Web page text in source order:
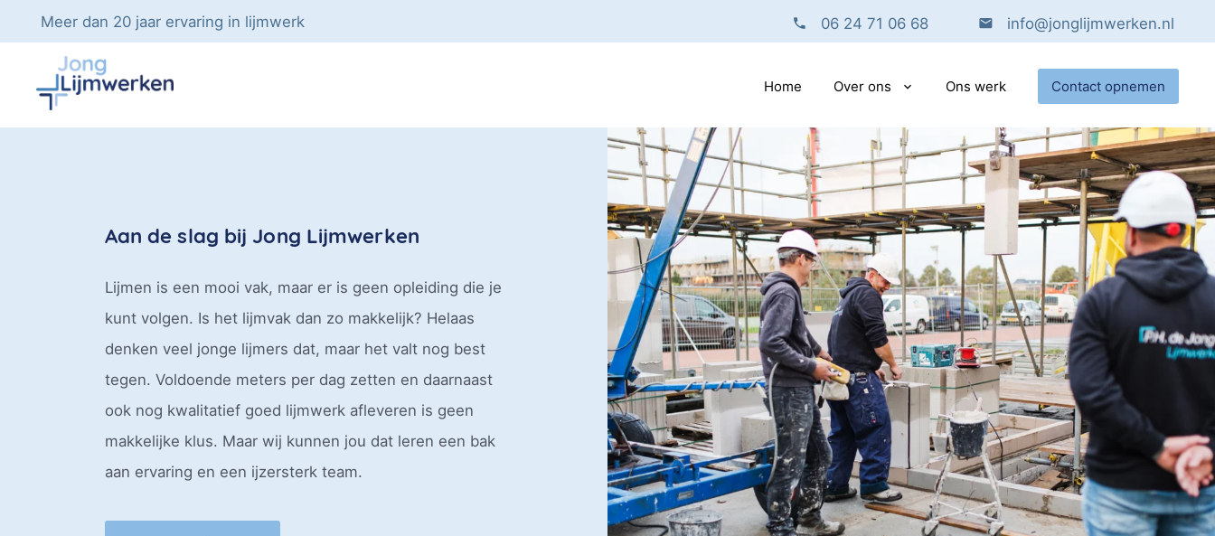
Meer dan 20 jaar ervaring in lijmwerk 06 24 71 06 68‬ info@jonglijmwerken.nl
Home Over ons Ons werk Contact opnemen
Aan de slag bij Jong Lijmwerken
Lijmen is een mooi vak, maar er is geen opleiding die je
kunt volgen. Is het lijmvak dan zo makkelijk? Helaas
denken veel jonge lijmers dat, maar het valt nog best
tegen. Voldoende meters per dag zetten en daarnaast
ook nog kwalitatief goed lijmwerk afleveren is geen
makkelijke klus. Maar wij kunnen jou dat leren een bak
aan ervaring en een ijzersterk team.